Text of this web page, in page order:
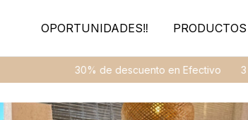
OPORTUNIDADES‼️ PRODUCTOS
30% de descuento en Efectivo 3 y 6